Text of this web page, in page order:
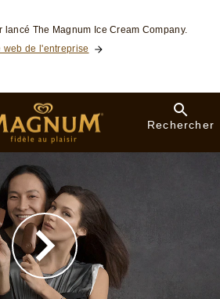
lancé The Magnum Ice Cream Company.
de l'entreprise
Rechercher